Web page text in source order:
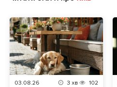
03.08.26 3 хв 102